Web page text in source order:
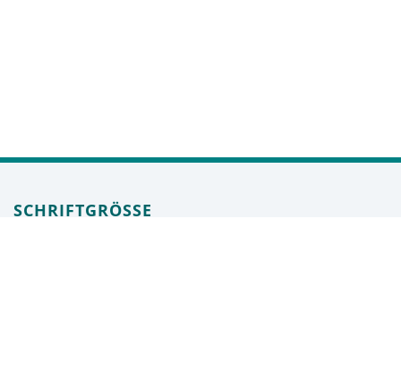
SCHRIFTGRÖSSE